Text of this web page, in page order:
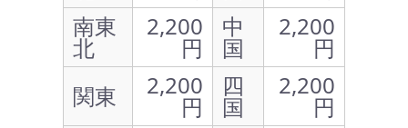
南東
北
2,200
円
中
国
2,200
円
関東
2,200
円
四
国
2,200
円